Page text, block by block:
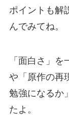
ポイントも解
んでみてね。
「面白さ」
や「原作の再
勉強になるか
たよ。